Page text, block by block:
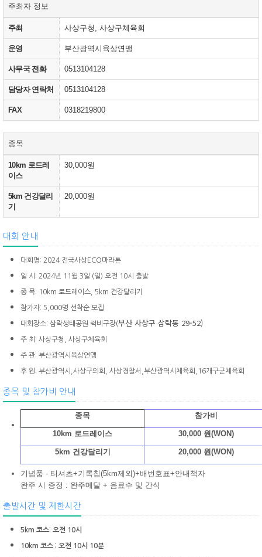
주최자 정보
주최 사상구청, 사상구체육회
운영 부산광역시육상연맹
사무국 전화 0513104128
담당자 연락처 0513104128
FAX 0318219800
종목
10km 로드레
이스
30,000원
5km 건강달리
기
20,000원
대회 안내
대회명: 2024 전국사상ECO마라톤
일 시: 2024년 11월 3일 (일) 오전 10시 출발
종 목: 10km 로드레이스, 5km 건강달리기
참가자: 5,000명 선착순 모집
대회장소: 삼락생태공원 럭비구장(부산 사상구 삼락동 29-52)
주 최: 사상구청, 사상구체육회
주 관: 부산광역시육상연맹
후 원: 부산광역시,사상구의회, 사상경찰서,부산광역시체육회,16개구군체육회
종목 및 참가비 안내
종목 참가비
10km 로드레이스 30,000 원(WON)
5km 건강달리기 20,000 원(WON)
기념품 - 티셔츠+기록칩(5km제외)+배번호표+안내책자
완주 시 증정 : 완주메달 + 음료수 및 간식
출발시간 및 제한시간
5km 코스: 오전 10시
10km 코스 : 오전 10시 10분